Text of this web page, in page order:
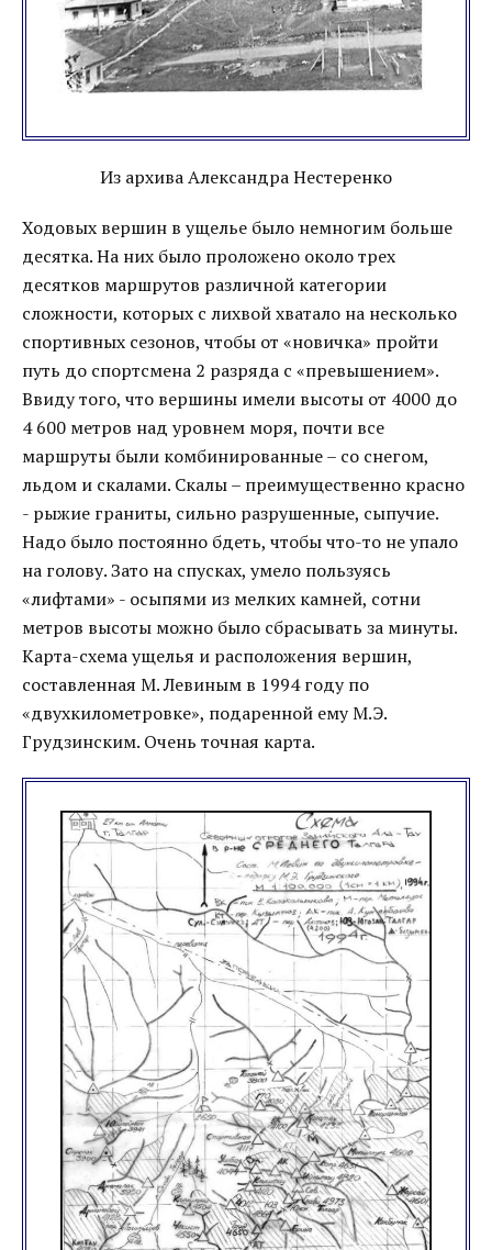
Из архива Александра Нестеренко
Ходовых вершин в ущелье было немногим больше
десятка. На них было проложено около трех
десятков маршрутов различной категории
сложности, которых с лихвой хватало на несколько
спортивных сезонов, чтобы от «новичка» пройти
путь до спортсмена 2 разряда с «превышением».
Ввиду того, что вершины имели высоты от 4000 до
4 600 метров над уровнем моря, почти все
маршруты были комбинированные – со снегом,
льдом и скалами. Скалы – преимущественно красно
- рыжие граниты, сильно разрушенные, сыпучие.
Надо было постоянно бдеть, чтобы что-то не упало
на голову. Зато на спусках, умело пользуясь
«лифтами» - осыпями из мелких камней, сотни
метров высоты можно было сбрасывать за минуты.
Карта-схема ущелья и расположения вершин,
составленная М. Левиным в 1994 году по
«двухкилометровке», подаренной ему М.Э.
Грудзинским. Очень точная карта.